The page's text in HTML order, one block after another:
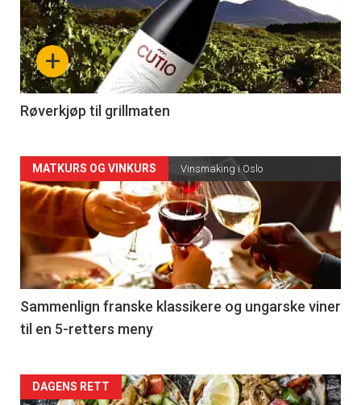
akkurat
nå
-
4
+
Røverkjøp til grillmaten
Forsiden
akkurat
nå
-
5
MATKURS OG VINKURS Vinsmaking i Oslo
Sammenlign franske klassikere og ungarske viner
til en 5-retters meny
Forsiden
DAGENS RETT